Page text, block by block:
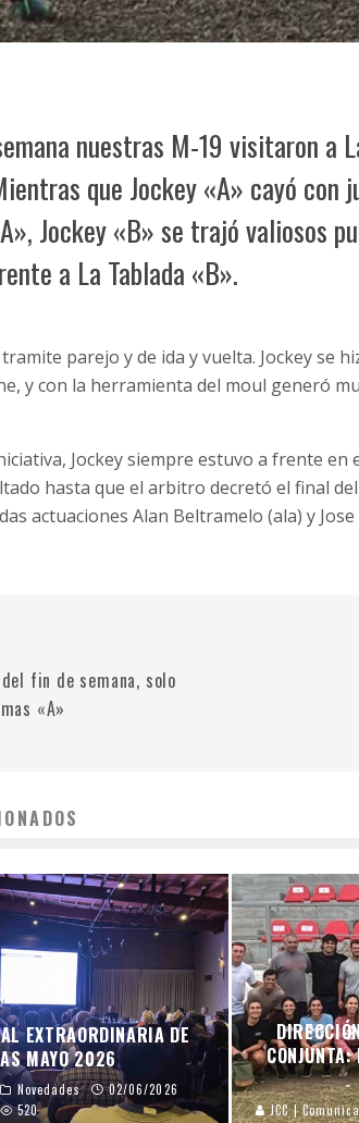
nuestras M-19 visitaron a
que Jockey «A» cayó
Jockey «B» se trajó valiosos
a La Tablada «B».
parejo y de ida y vuelta. Jockey se
y con la herramienta del moul generó
Jockey siempre estuvo a frente
hasta que el arbitro decretó el final
actuaciones Alan Beltramelo (ala) y
fin de semana, solo
«A»
EXTRAORDINARIA DE
MAYO 2026
Novedades
02/06/2026
520
CONJUNTA:
JCC |